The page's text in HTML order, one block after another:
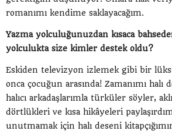
romanımı kendime saklayacağım.
Yazma yolculuğunuzdan kısaca
yolculukta size kimler destek oldu?
Eskiden televizyon izlemek gibi bir
onca çocuğun arasında! Zamanımı
halıcı arkadaşlarımla türküler söyler,
dörtlükleri ve kısa hikâyeleri
unutmamak için halı deseni